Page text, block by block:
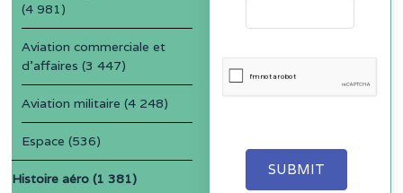
SUBMIT
(4 981)
Aviation commerciale et
d'affaires (3 447)
Aviation militaire (4 248)
Espace (536)
Histoire aéro (1 381)